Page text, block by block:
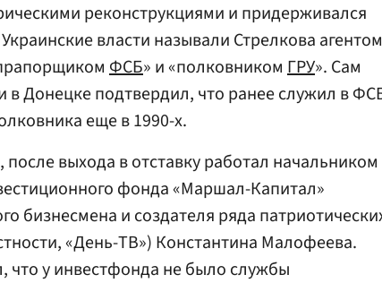
реконструкциями и придерживался
власти называли Стрелкова агентом
ФСБ» и «полковником ГРУ». Сам
в Донецке подтвердил, что ранее служил в
еще в 1990-х.
выхода в отставку работал начальником
фонда «Маршал-Капитал»
бизнесмена и создателя ряда
«День-ТВ») Константина Малофеева.
у инвестфонда не было службы